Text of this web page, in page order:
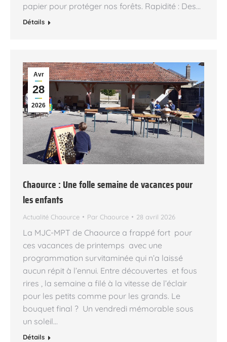
papier pour protéger nos forêts. Rapidité : Des…
Détails
Avr
28
2026
Chaource : Une folle semaine de vacances pour
les enfants
Actualité Chaource Par Chaource 28 avril 2026
La MJC-MPT de Chaource a frappé fort pour
ces vacances de printemps avec une
programmation survitaminée qui n’a laissé
aucun répit à l’ennui. Entre découvertes et fous
rires , la semaine a filé à la vitesse de l’éclair
pour les petits comme pour les grands. Le
bouquet final ? Un vendredi mémorable sous
un soleil…
Détails